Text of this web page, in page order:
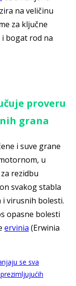
na veličinu
za ključne
bogat rod na
proveru
grana
i suve grane
u
rezidbu
svakog stabla
virusnih bolesti.
opasne bolesti
ervinia (Erwinia